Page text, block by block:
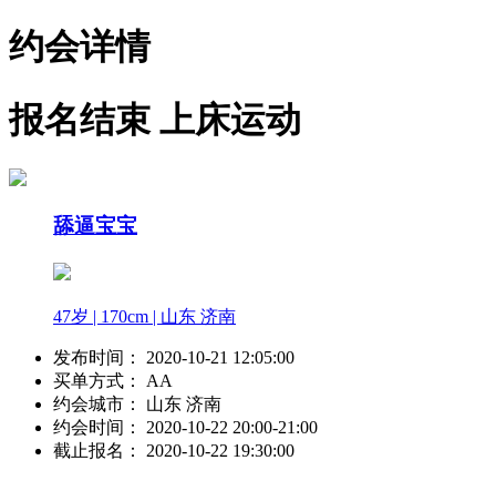
约会详情
报名结束 上床运动
舔逼宝宝
47岁 | 170cm | 山东 济南
发布时间：
2020-10-21 12:05:00
买单方式：
AA
约会城市：
山东 济南
约会时间：
2020-10-22 20:00-21:00
截止报名： 2020-10-22 19:30:00